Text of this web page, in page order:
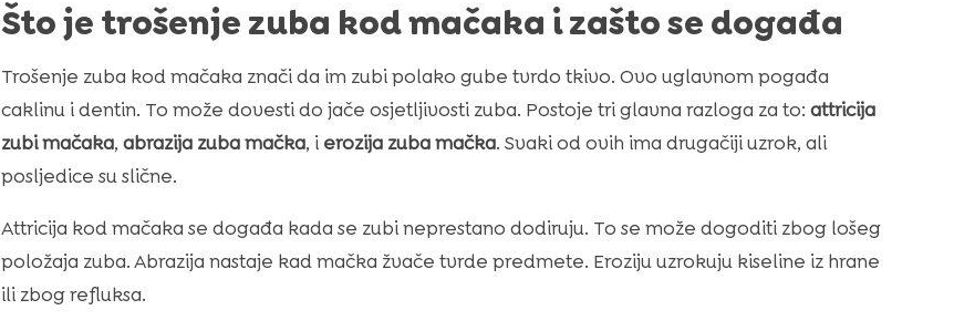
Što je trošenje zuba kod mačaka i zašto se događa
Trošenje zuba kod mačaka znači da im zubi polako gube tvrdo tkivo. Ovo uglavnom pogađa
caklinu i dentin. To može dovesti do jače osjetljivosti zuba. Postoje tri glavna razloga za to: attricija
zubi mačaka, abrazija zuba mačka, i erozija zuba mačka. Svaki od ovih ima drugačiji uzrok, ali
posljedice su slične.
Attricija kod mačaka se događa kada se zubi neprestano dodiruju. To se može dogoditi zbog lošeg
položaja zuba. Abrazija nastaje kad mačka žvače tvrde predmete. Eroziju uzrokuju kiseline iz hrane
ili zbog refluksa.